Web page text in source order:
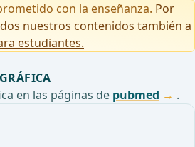
con la enseñanza. Por
nuestros contenidos también a
estudiantes.
en las páginas de pubmed .